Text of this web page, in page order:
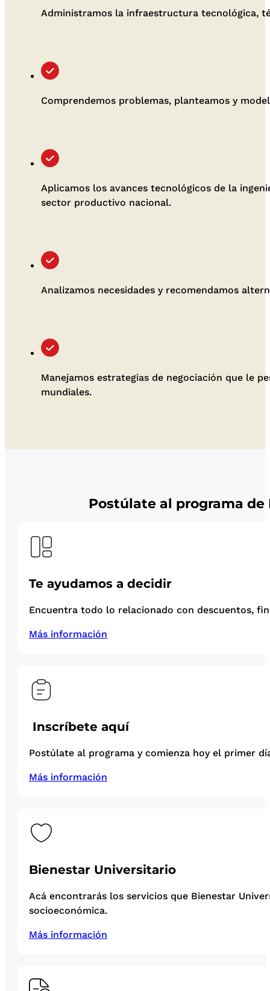
Administramos la infraestructura tecnológica,
Comprendemos problemas, planteamos y
Aplicamos los avances tecnológicos de la
sector productivo nacional.
Analizamos necesidades y recomendamos
Manejamos estrategias de negociación que le
mundiales.
Postúlate al programa
Te ayudamos a decidir
Encuentra todo lo relacionado con descuentos,
Más información
Inscríbete aquí
Postúlate al programa y comienza hoy el primer
Más información
Bienestar Universitario
Acá encontrarás los servicios que Bienestar
socioeconómica.
Más información